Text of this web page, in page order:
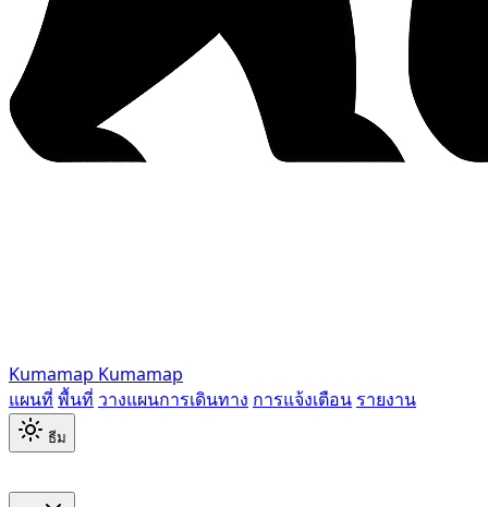
Kumamap Kumamap
แผนที่ พื้นที่ วางแผนการเดินทาง การแจ้งเตือน รายงาน
ธีม